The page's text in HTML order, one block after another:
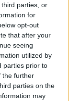
parties, or
for
opt-out
that after your
seeing
utilized by
parties prior to
the further
parties on the
may